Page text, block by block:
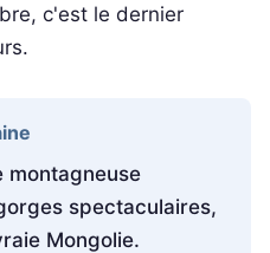
c'est le dernier
montagneuse
spectaculaires,
Mongolie.